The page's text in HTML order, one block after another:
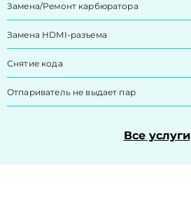
Замена/Pемонт карбюратора
Замена HDMI-разъема
Снятие кода
Отпариватель не выдает пар
Все услуги